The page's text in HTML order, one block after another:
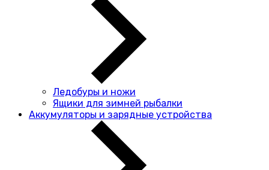
Ледобуры и ножи
Ящики для зимней рыбалки
Аккумуляторы и зарядные устройства